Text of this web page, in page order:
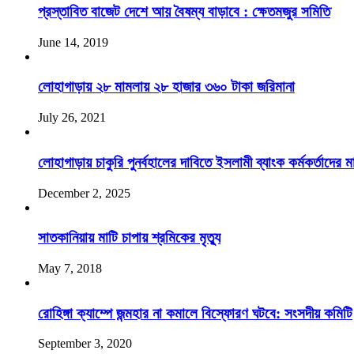
প্রস্তাবিত বাজেট দেশে আয় বৈষম্য বাড়াবে : ক্ষেতমজুর সমিতি
June 14, 2019
লোহাগাড়ায় ২৮ মামলায় ২৮ হাজার ৩৬০ টাকা জরিমানা
July 26, 2021
লোহাগাড়ায় চাকুরি পুনর্বহালের দাবিতে ইসলামী ব্যাংক কর্মকর্তাদের
December 2, 2025
সাতকানিয়ায় মাটি চাপায় শ্রমিকের মৃত্যু
May 7, 2018
রোহিঙ্গা ক্যাম্পে জন্মহার না কমালে বিস্ফোরণ ঘটবে: সংসদীয় কমিটি
September 3, 2020